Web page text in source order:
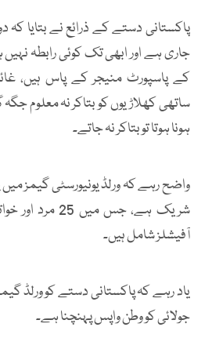
پاکستانی دستے کے ذرائع نے بتایا کہ
جاری ہے اور ابھی تک کوئی رابطہ
کے پاسپورٹ منیجر کے پاس ہیں،
ساتھی کھلاڑیوں کو بتاکر نہ معلوم
ہونا ہوتا تو بتاکر نہ جاتے۔
آفیشلز شامل ہیں۔
جولائی کو وطن واپس پہنچنا ہے۔